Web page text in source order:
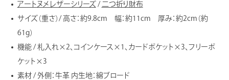
アートヌメレザーシリーズ/ 二つ折り財布
サイズ（重さ）/ 高さ：約9.8cm 幅：約11cm 厚み：約2cm（約
61g）
機能 / 札入れ×2、コインケース×1、カードポケット×3、フリーポ
ケット×3
素材 / 外側：牛革 内生地：綿ブロード